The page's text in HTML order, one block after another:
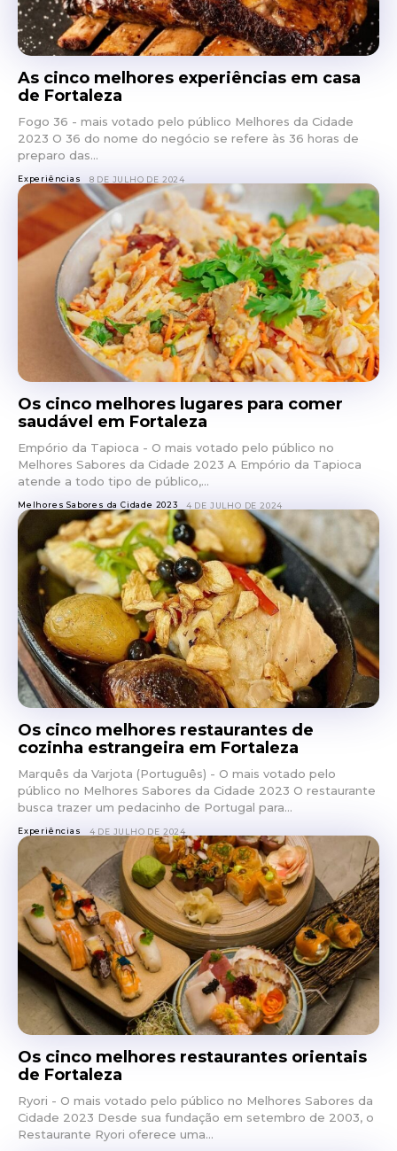
As cinco melhores experiências em casa
de Fortaleza
Fogo 36 - mais votado pelo público Melhores da Cidade
2023 O 36 do nome do negócio se refere às 36 horas de
preparo das...
Experiências 8 DE JULHO DE 2024
Os cinco melhores lugares para comer
saudável em Fortaleza
Empório da Tapioca - O mais votado pelo público no
Melhores Sabores da Cidade 2023 A Empório da Tapioca
atende a todo tipo de público,...
Melhores Sabores da Cidade 2023 4 DE JULHO DE 2024
Os cinco melhores restaurantes de
cozinha estrangeira em Fortaleza
Marquês da Varjota (Português) - O mais votado pelo
público no Melhores Sabores da Cidade 2023 O restaurante
busca trazer um pedacinho de Portugal para...
Experiências 4 DE JULHO DE 2024
Os cinco melhores restaurantes orientais
de Fortaleza
Ryori - O mais votado pelo público no Melhores Sabores da
Cidade 2023 Desde sua fundação em setembro de 2003, o
Restaurante Ryori oferece uma...